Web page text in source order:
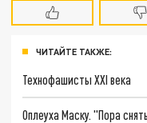
ЧИТАЙТЕ ТАКЖЕ:
Технофашисты XXI века
Оплеуха Маску. "Пора